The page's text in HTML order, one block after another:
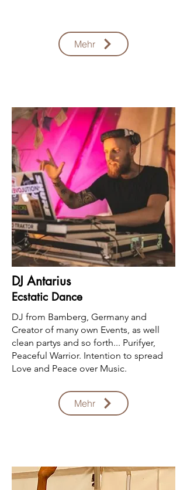
Mehr
DJ Antarius
Ecstatic Dance
DJ from Bamberg, Germany and
Creator of many own Events, as well
clean partys and so forth... Purifyer,
Peaceful Warrior. Intention to spread
Love and Peace over Music.
Mehr